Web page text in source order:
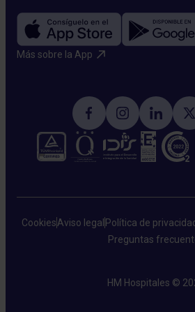
Más sobre la App​
CookiesAviso legal Política de
Preguntas
HM Hospitales ©